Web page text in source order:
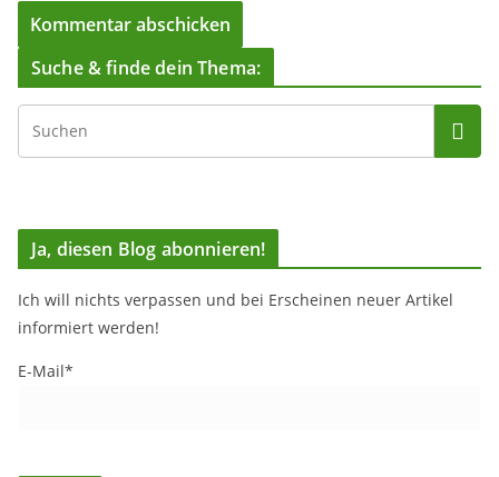
Suche & finde dein Thema:
Ja, diesen Blog abonnieren!
Ich will nichts verpassen und bei Erscheinen neuer Artikel
informiert werden!
E-Mail*